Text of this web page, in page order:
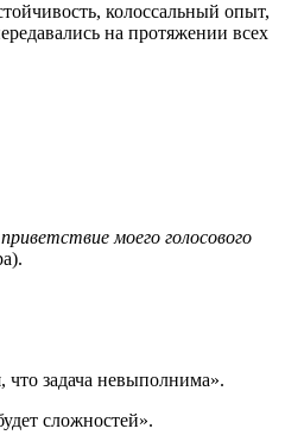
колоссальный опыт,
на протяжении всех
моего голосового
что задача невыполнима».
сложностей».